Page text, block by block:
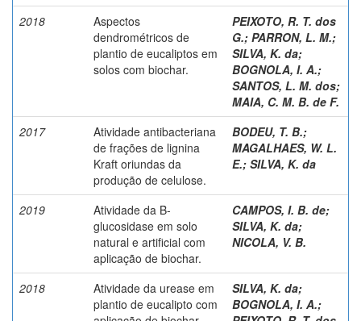
2018
Aspectos
dendrométricos de
plantio de eucaliptos em
solos com biochar.
PEIXOTO, R. T. dos
G.; PARRON, L. M.;
SILVA, K. da;
BOGNOLA, I. A.;
SANTOS, L. M. dos;
MAIA, C. M. B. de F.
2017
Atividade antibacteriana
de frações de lignina
Kraft oriundas da
produção de celulose.
BODEU, T. B.;
MAGALHAES, W. L.
E.; SILVA, K. da
2019
Atividade da B-
glucosidase em solo
natural e artificial com
aplicação de biochar.
CAMPOS, I. B. de;
SILVA, K. da;
NICOLA, V. B.
2018
Atividade da urease em
plantio de eucalipto com
SILVA, K. da;
BOGNOLA, I. A.;